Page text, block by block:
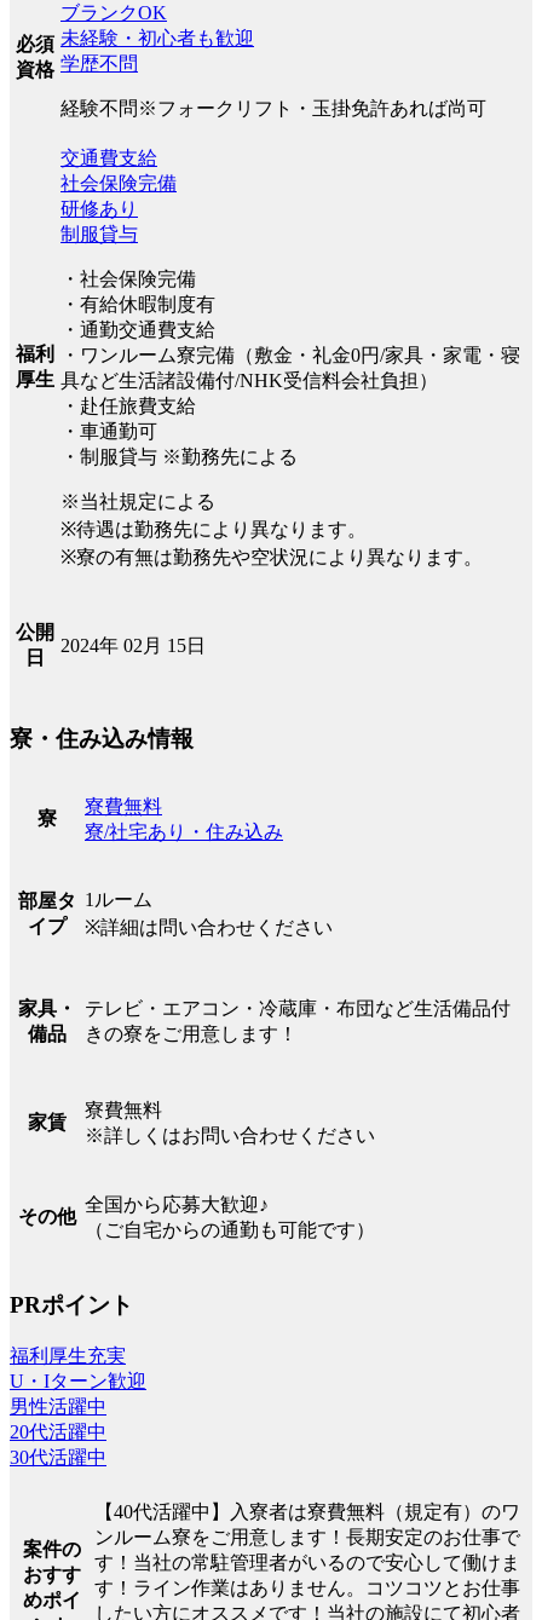
必須
資格
ブランクOK
未経験・初心者も歓迎
学歴不問
経験不問※フォークリフト・玉掛免許あれば尚可
福利
厚生
交通費支給
社会保険完備
研修あり
制服貸与
・社会保険完備
・有給休暇制度有
・通勤交通費支給
・ワンルーム寮完備（敷金・礼金0円/家具・家電・寝
具など生活諸設備付/NHK受信料会社負担）
・赴任旅費支給
・車通勤可
・制服貸与 ※勤務先による
※当社規定による
※待遇は勤務先により異なります。
※寮の有無は勤務先や空状況により異なります。
公開
日
2024年 02月 15日
寮・住み込み情報
寮
寮費無料
寮/社宅あり・住み込み
部屋タ
イプ
1ルーム
※詳細は問い合わせください
家具・
備品
テレビ・エアコン・冷蔵庫・布団など生活備品付
きの寮をご用意します！
家賃
寮費無料
※詳しくはお問い合わせください
その他
全国から応募大歓迎♪
（ご自宅からの通勤も可能です）
PRポイント
福利厚生充実
U・Iターン歓迎
男性活躍中
20代活躍中
30代活躍中
案件の
おすす
めポイ
【40代活躍中】入寮者は寮費無料（規定有）のワ
ンルーム寮をご用意します！長期安定のお仕事で
す！当社の常駐管理者がいるので安心して働けま
す！ライン作業はありません。コツコツとお仕事
したい方にオススメです！当社の施設にて初心者